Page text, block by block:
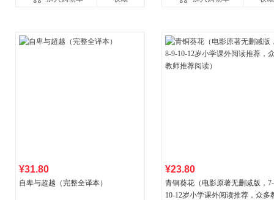
¥31.80
自卑与超越（完整全译本）
¥23.80
青铜葵花（电影原著无删减版，
10-12岁小学课外阅读推荐，众多